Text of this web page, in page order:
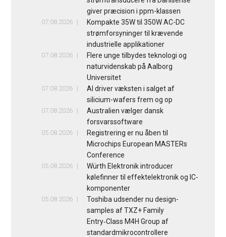
giver præcision i ppm-klassen
07.08.2026
Kompakte 35W til 350W AC-DC
strømforsyninger til krævende
industrielle applikationer
07.08.2026
Flere unge tilbydes teknologi og
naturvidenskab på Aalborg
Universitet
07.08.2026
AI driver væksten i salget af
silicium-wafers frem og op
07.08.2026
Australien vælger dansk
forsvarssoftware
05.08.2026
Registrering er nu åben til
Microchips European MASTERs
Conference
05.08.2026
Würth Elektronik introducer
kølefinner til effektelektronik og IC-
komponenter
05.08.2026
Toshiba udsender nu design-
samples af TXZ+ Family
Entry‑Class M4H Group af
standardmikrocontrollere